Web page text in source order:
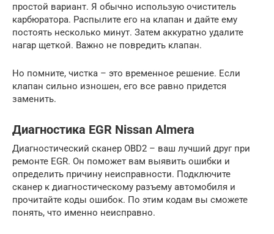
простой вариант. Я обычно использую очиститель
карбюратора. Распылите его на клапан и дайте ему
постоять несколько минут. Затем аккуратно удалите
нагар щеткой. Важно не повредить клапан.
Но помните, чистка – это временное решение. Если
клапан сильно изношен, его все равно придется
заменить.
Диагностика EGR Nissan Almera
Диагностический сканер OBD2 – ваш лучший друг при
ремонте EGR. Он поможет вам выявить ошибки и
определить причину неисправности. Подключите
сканер к диагностическому разъему автомобиля и
прочитайте коды ошибок. По этим кодам вы сможете
понять, что именно неисправно.